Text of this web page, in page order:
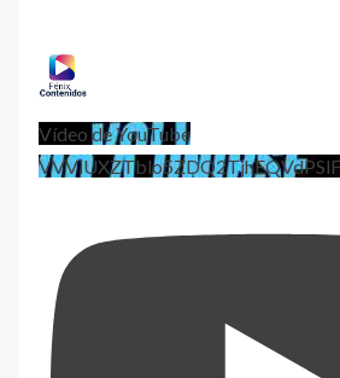
Vídeo de YouTube